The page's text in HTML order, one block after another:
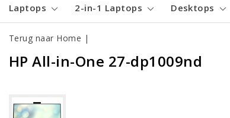
Laptops 2-in-1 Laptops Desktops
Terug naar Home |
HP All-in-One 27-dp1009nd